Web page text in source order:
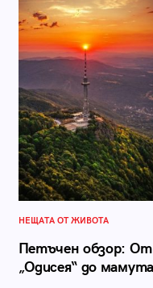
НЕЩАТА ОТ ЖИВОТА
Петъчен обзор:
„Одисея“ до